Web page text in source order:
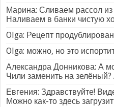
Марина: Сливаем рассол из
Наливаем в банки чистую
Olga: Рецепт
Olga: можно, но это
Александра Донникова: А
Чили заменить на зелёный?
Евгения: Здравствуйте!
Можно как-то здесь